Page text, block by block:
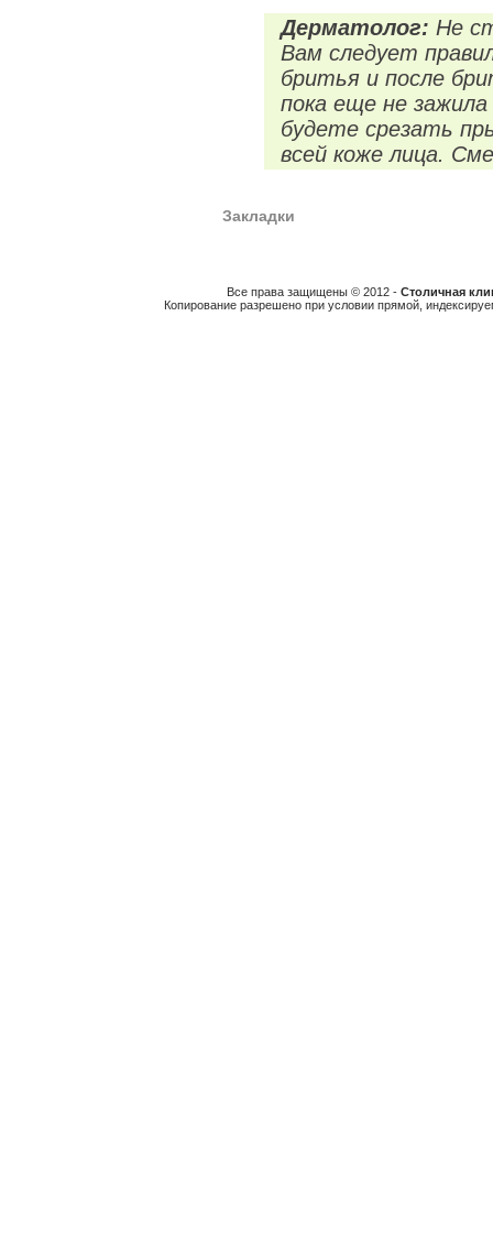
Дерматолог: Не
Вам следует
бритья и после
пока еще не
будете срезать
всей коже лица.
Закладки
Все права защищены © 2012 - Столичная
Копирование разрешено при условии прямой,